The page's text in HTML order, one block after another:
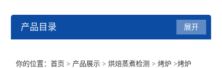
产品目录 展开
你的位置：首页 > 产品展示 >烘焙蒸煮检测 >烤炉 >烤炉